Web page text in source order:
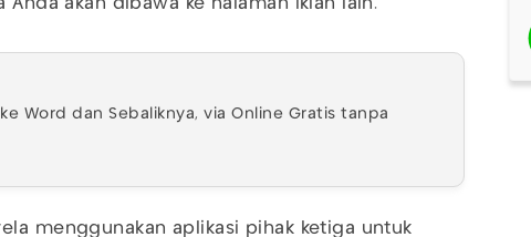
Anda akan dibawa ke halaman iklan lain.
Word dan Sebaliknya, via Online Gratis tanpa
menggunakan aplikasi pihak ketiga untuk